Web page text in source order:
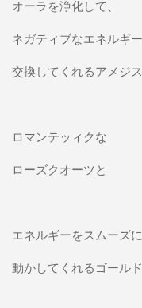
オーラを浄化して、
ネガティブなエネルギ
交換してくれるアメジ
ロマンテッィクな
ローズクオーツと
エネルギーをスムーズに
動かしてくれるゴール